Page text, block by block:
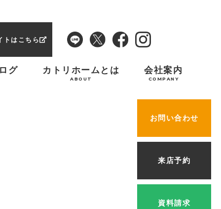
トはこちら
グ カトリホームとは
ABOUT
会社案内
COMPANY
お問い合わせ
来店予約
資料請求